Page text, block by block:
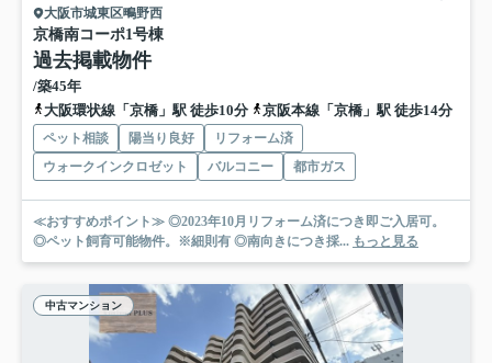
大阪市城東区鴫野西
京橋南コーポ1号棟
過去掲載物件
/築45年
大阪環状線「京橋」駅 徒歩10分
京阪本線「京橋」駅 徒歩14分
ペット相談 陽当り良好
リフォーム済
ウォークインクロゼット
バルコニー 都市ガス
≪おすすめポイント≫ ◎2023年10月リフォーム済につき即ご入居可。
◎ペット飼育可能物件。※細則有 ◎南向きにつき採... もっと見る
中古マンション